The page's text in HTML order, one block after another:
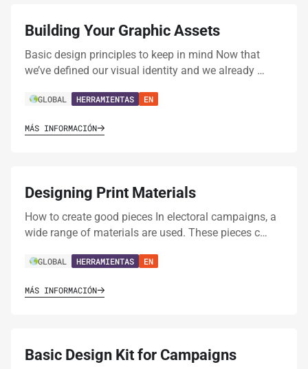
Building Your Graphic Assets
Basic design principles to keep in mind Now that
we’ve defined our visual identity and we already …
GLOBAL HERRAMIENTAS EN
MÁS INFORMACIÓN
Designing Print Materials
How to create good pieces In electoral campaigns, a
wide range of materials are used. These pieces c…
GLOBAL HERRAMIENTAS EN
MÁS INFORMACIÓN
Basic Design Kit for Campaigns